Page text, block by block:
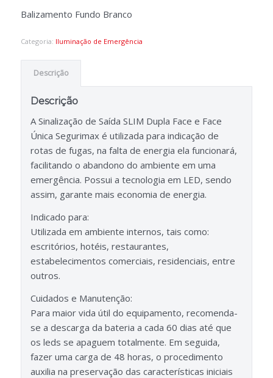
Balizamento Fundo Branco
Categoria: Iluminação de Emergência
Descrição
Descrição
A Sinalização de Saída SLIM Dupla Face e Face
Única Segurimax é utilizada para indicação de
rotas de fugas, na falta de energia ela funcionará,
facilitando o abandono do ambiente em uma
emergência. Possui a tecnologia em LED, sendo
assim, garante mais economia de energia.
Indicado para:
Utilizada em ambiente internos, tais como:
escritórios, hotéis, restaurantes,
estabelecimentos comerciais, residenciais, entre
outros.
Cuidados e Manutenção:
Para maior vida útil do equipamento, recomenda-
se a descarga da bateria a cada 60 dias até que
os leds se apaguem totalmente. Em seguida,
fazer uma carga de 48 horas, o procedimento
auxilia na preservação das características iniciais